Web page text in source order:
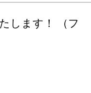
します！ （フ